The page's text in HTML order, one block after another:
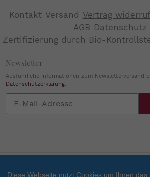
Kontakt Versand Vertrag
AGB Datenschutz
Zertifizierung durch Bio-
Newsletter
Ausführliche Informationen zum Newsletterversand
Datenschutzerklärung.
Sie
Diese Webseite nutzt Cookies um Ihnen das